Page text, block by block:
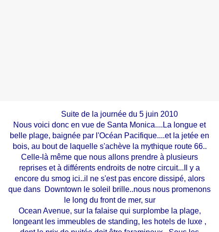
Suite de la journée du 5 juin 2010
Nous voici donc en vue de Santa Monica....La longue et
belle plage, baignée par l'Océan Pacifique....et la jetée en
bois, au bout de laquelle s'achève la mythique route 66..
Celle-là même que nous allons prendre à plusieurs
reprises et à différents endroits de notre circuit...Il y a
encore du smog ici..il ne s'est pas encore dissipé, alors
que dans Downtown le soleil brille..nous nous promenons
le long du front de mer, sur
Ocean Avenue, sur la falaise qui surplombe la plage,
longeant les immeubles de standing, les hotels de luxe ,